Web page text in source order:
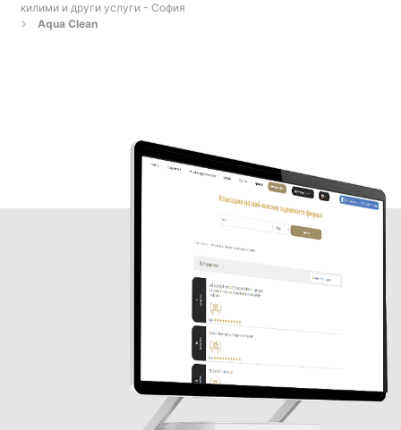
килими и други услуги - София
Aqua Clean